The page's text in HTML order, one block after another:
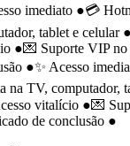
imediato ● 💳
tablet e celular ●
● 💌 Suporte VIP no
● ✨ Acesso
TV, computador,
vitalício ● 💌
de conclusão ●